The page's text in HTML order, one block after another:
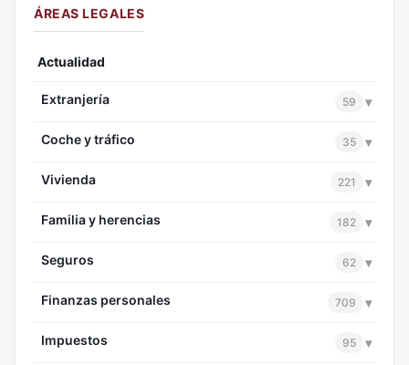
ÁREAS LEGALES
Actualidad
Extranjería 59 ▾
Coche y tráfico 35 ▾
Vivienda 221 ▾
Familia y herencias 182 ▾
Seguros 62 ▾
Finanzas personales 709 ▾
Impuestos 95 ▾